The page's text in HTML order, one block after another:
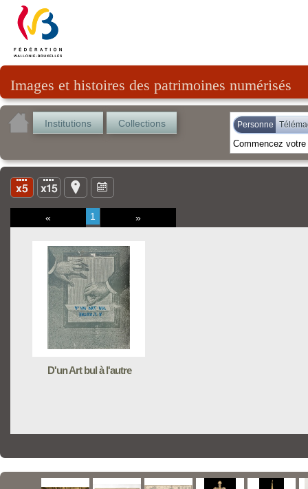
Images et histoires des patrimoines numérisés
Institutions Collections Personne
« 1 »
D'un Art bul à l'autre